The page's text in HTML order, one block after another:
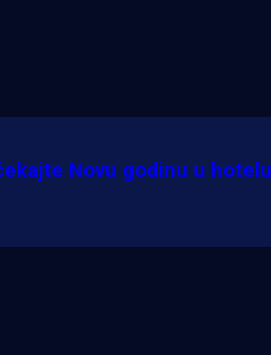
Novu godinu u hotelu